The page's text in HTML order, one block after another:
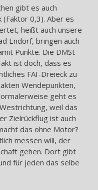
gibt es auch
(Faktor 0,3). Aber es
heißt auch unsere
Endorf, bringen auch
Punkte. Die DMSt
ist doch, dass es
FAI-Dreieck zu
Wendepunkten,
geht es
weil das
Zielrückflug ist auch
das ohne Motor?
messen will, der
gehen. Dort gibt
für jeden das selbe